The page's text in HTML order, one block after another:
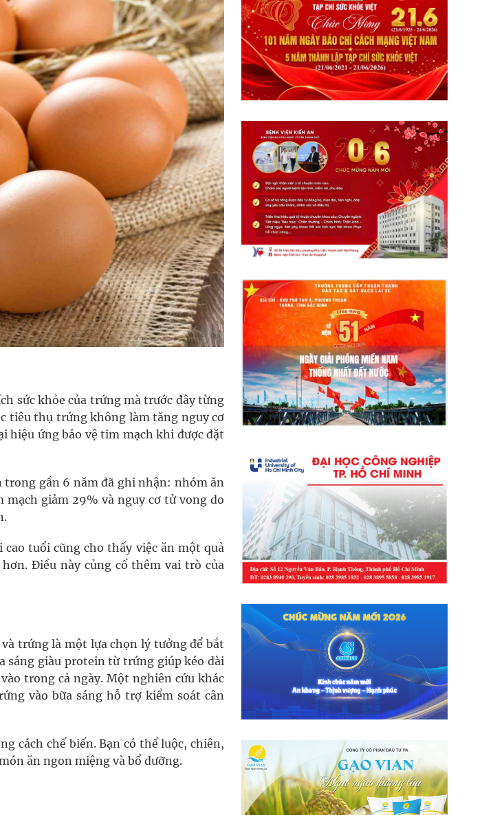
sức khỏe của trứng mà trước đây từng
tiêu thụ trứng không làm tăng nguy cơ
hiệu ứng bảo vệ tim mạch khi được đặt
gần 6 năm đã ghi nhận: nhóm ăn
giảm 29% và nguy cơ tử vong do
tuổi cũng cho thấy việc ăn một quả
Điều này củng cố thêm vai trò của
trứng là một lựa chọn lý tưởng để bắt
sáng giàu protein từ trứng giúp kéo dài
trong cả ngày. Một nghiên cứu khác
vào bữa sáng hỗ trợ kiểm soát cân
cách chế biến. Bạn có thể luộc, chiên,
ăn ngon miệng và bổ dưỡng.